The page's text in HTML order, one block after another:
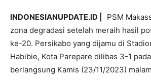
INDONESIANUPDATE.ID | PSM
zona degradasi setelah meraih hasil
ke-20. Persikabo yang dijamu di
Habibie, Kota Parepare dilibas 3-1
berlangsung Kamis (23/11/2023)